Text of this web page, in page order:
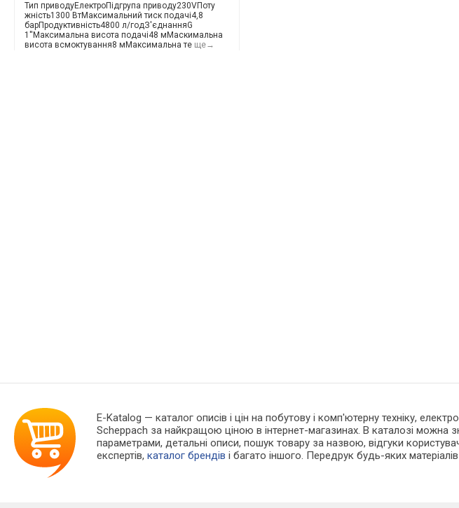
Тип приводуЕлектроПідгрупа приводу230VПоту
жність1300 ВтМаксимальний тиск подачі4,8
барПродуктивність4800 л/годЗ'єднанняG
1''Максимальна висота подачі48 мМаскимальна
висота всмоктування8 мМаксимальна те ще→
E-Katalog — каталог описів і цін на побутову і комп'ютерну техніку,
Scheppach за найкращою ціною в інтернет-магазинах. В каталозі можна
параметрами, детальні описи, пошук товару за назвою, відгуки
експертів,каталог брендів і багато іншого. Передрук будь-яких